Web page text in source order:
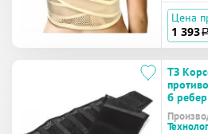
Цена
1 393 a
ТЗ
6 ребер